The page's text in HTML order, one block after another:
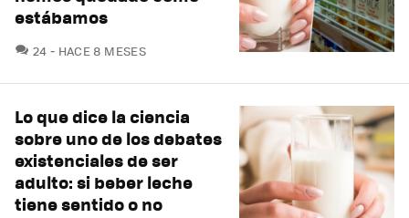
estábamos
24 COMENTARIOS
HACE 8 MESES
Lo que dice la ciencia
sobre uno de los debates
existenciales de ser
adulto: si beber leche
tiene sentido o no